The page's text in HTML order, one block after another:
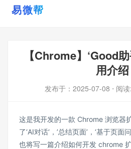
【Chrome】‘Good
用介绍
发布于： 2025-07-08 ⋅ 阅
这是我开发的一款 Chrome 浏览器
了‘AI对话‘，’总结页面’，‘基于页
也将写一篇介绍如何开发 chrome